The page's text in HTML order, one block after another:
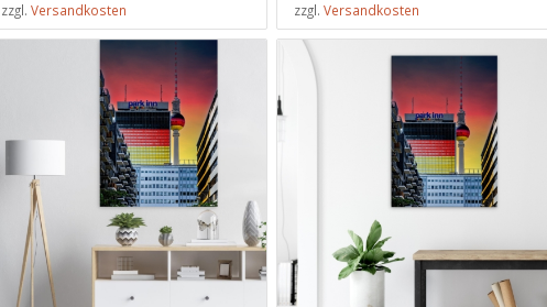
zzgl. Versandkosten
zzgl. Versandkosten